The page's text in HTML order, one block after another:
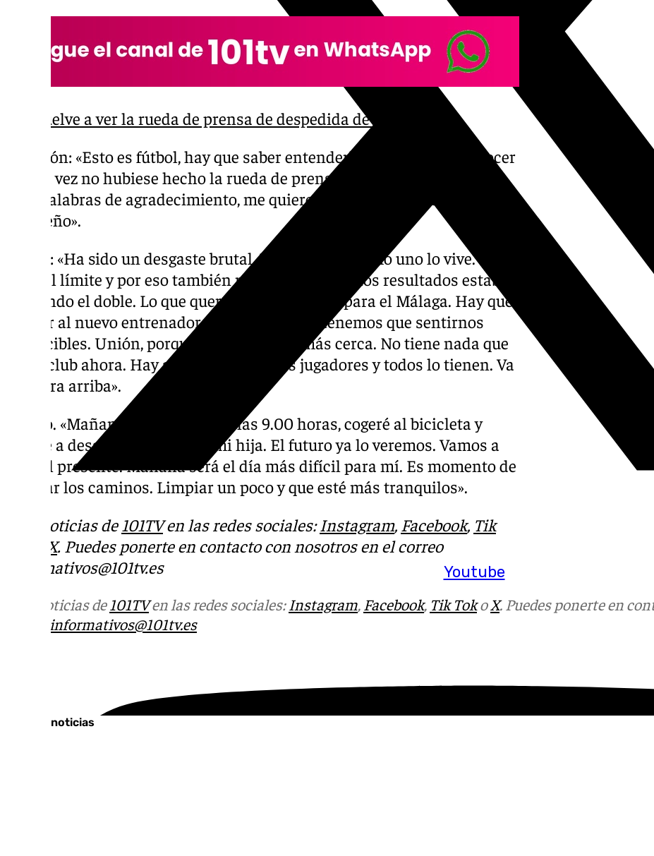
Youtube
Vuelve a ver la rueda de prensa de despedida de Pellicer
Decisión: «Esto es fútbol, hay que saber entenderlo. Tengo que reconocer
la otra vez no hubiese hecho la rueda de prensa y me hubiese quedado.
Solo palabras de agradecimiento, me quiero quedar con lo más bonito. Es
un sueño».
Salida: «Ha sido un desgaste brutal. También por cómo uno lo vive. Lo
llevo al límite y por eso también me equivoco. Por los resultados estaba
sufriendo el doble. Lo que queremos es lo mejor para el Málaga. Hay que
apoyar al nuevo entrenador. En La Rosaleda tenemos que sentirnos
invencibles. Unión, porque así estaremos más cerca. No tiene nada que
ver el club ahora. Hay algo dentro que los jugadores y todos lo tienen. Va
a ir para arriba».
Futuro. «Mañana me levantaré a las 9.00 horas, cogeré al bicicleta y
pararé a desayunar. Iré a por mi hija. El futuro ya lo veremos. Vamos a
vivir el presente. Mañana será el día más difícil para mí. Es momento de
separar los caminos. Limpiar un poco y que esté más tranquilos».
Más noticias de 101TVen las redes sociales: Instagram, Facebook, Tik
X. Puedes ponerte en contacto con nosotros en el correo
informativos@101tv.es
Más noticias de 101TVen las redes sociales: Instagram, Facebook, Tik TokoX. Puedes ponerte en
informativos@101tv.es
Últimas noticias